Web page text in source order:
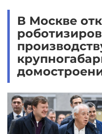
В Москве